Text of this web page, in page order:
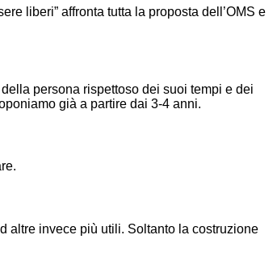
liberi” affronta tutta la proposta dell’OMS e
persona rispettoso dei suoi tempi e dei
già a partire dai 3-4 anni.
altre invece più utili. Soltanto la costruzione